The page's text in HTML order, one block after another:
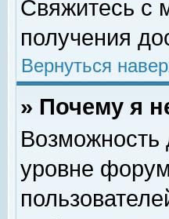
Свяжитесь с
получения
Вернуться
» Почему я
Возможность
уровне